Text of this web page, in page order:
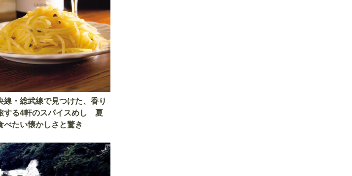
線・総武線で見つけた、香り
する4軒のスパイスめし 夏
べたい懐かしさと驚き